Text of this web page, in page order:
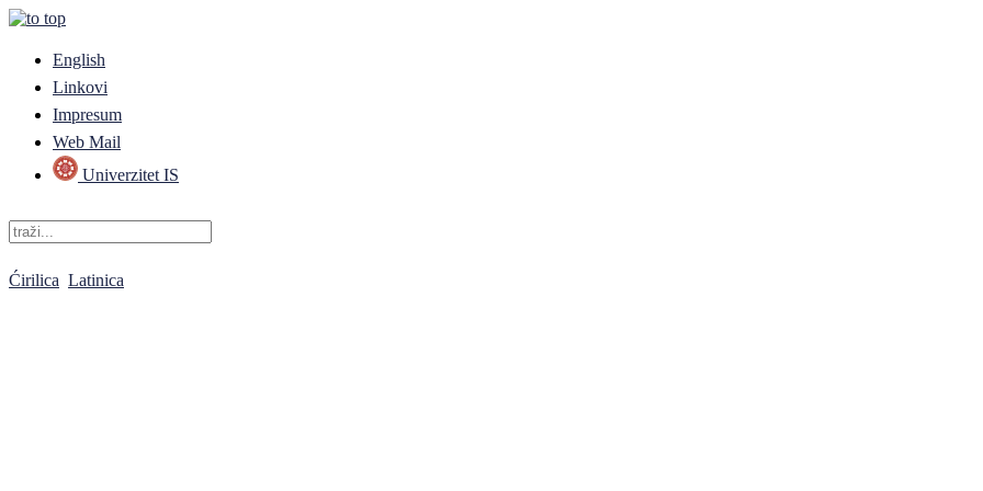
English
Linkovi
Impresum
Web Mail
Univerzitet IS
Ćirilica Latinica